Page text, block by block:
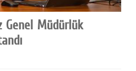
Genel Müdürlük